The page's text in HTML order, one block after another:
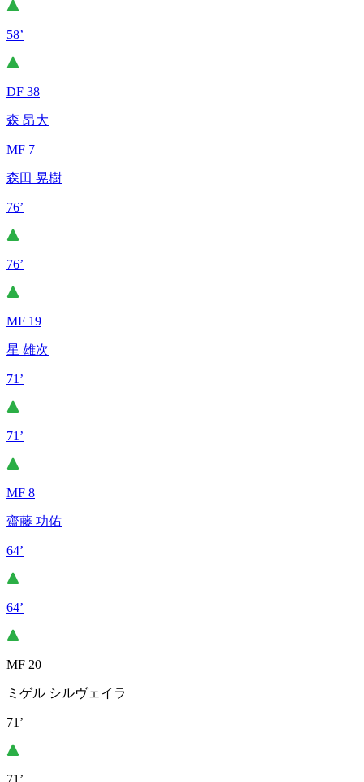
58’
DF 38
森 昂大
MF 7
森田 晃樹
76’
76’
MF 19
星 雄次
71’
71’
MF 8
齋藤 功佑
64’
64’
MF 20
ミゲル シルヴェイラ
71’